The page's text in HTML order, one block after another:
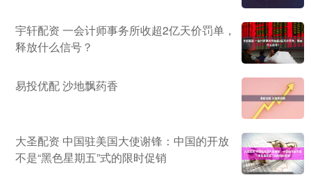
宇轩配资 一会计师事务所收超2亿天价罚单，
释放什么信号？
易投优配 沙地飘药香
大圣配资 中国驻美国大使谢锋：中国的开放
不是“黑色星期五”式的限时促销